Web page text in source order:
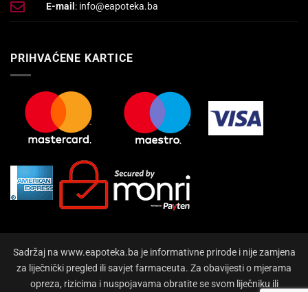
E-mail : info@eapoteka.ba
PRIHVAĆENE KARTICE
Sadržaj na www.eapoteka.ba je informativne prirode i nije zamjena
za liječnički pregled ili savjet farmaceuta. Za obavijesti o mjerama
opreza, rizicima i nuspojavama obratite se svom liječniku ili